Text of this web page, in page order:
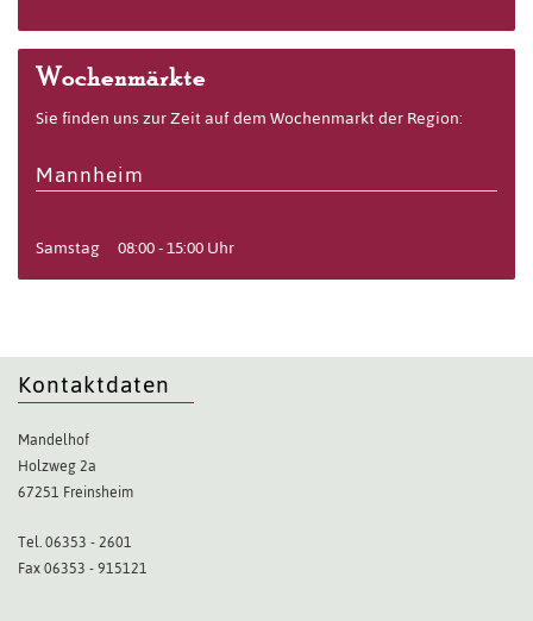
Wochenmärkte
Sie finden uns zur Zeit auf dem Wochenmarkt der Region:
Mannheim
Samstag 08:00 - 15:00 Uhr
Kontaktdaten
Mandelhof
Holzweg 2a
67251 Freinsheim
Tel. 06353 - 2601
Fax 06353 - 915121